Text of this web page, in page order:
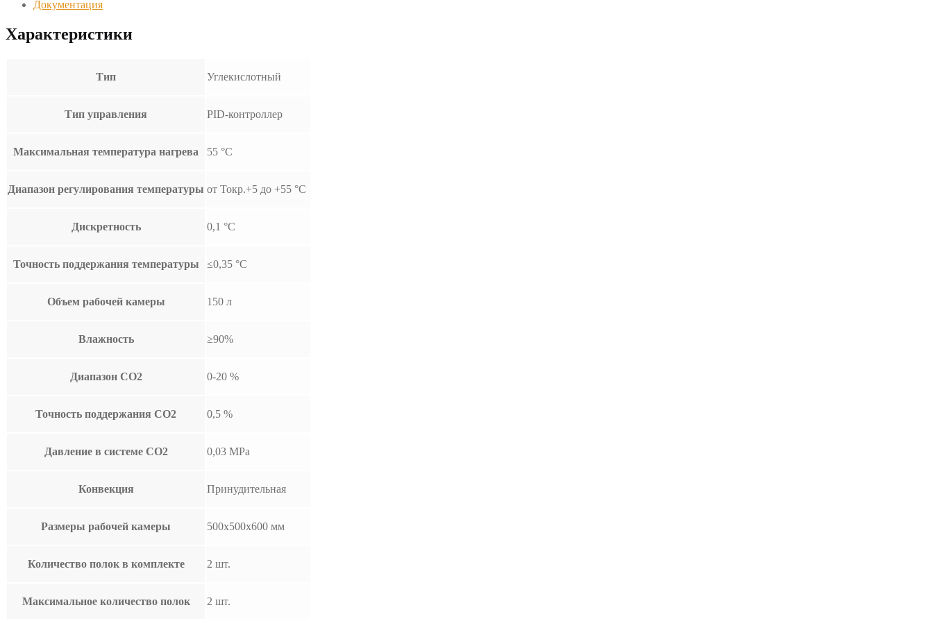
Документация
Характеристики
Тип Углекислотный
Тип управления PID-контроллер
Максимальная температура нагрева 55 °С
Диапазон регулирования температуры от Токр.+5 до +55 °С
Дискретность 0,1 °С
Точность поддержания температуры ≤0,35 °С
Объем рабочей камеры 150 л
Влажность ≥90%
Диапазон СО2 0-20 %
Точность поддержания СО2 0,5 %
Давление в системе СО2 0,03 МРа
Конвекция Принудительная
Размеры рабочей камеры 500х500х600 мм
Количество полок в комплекте 2 шт.
Максимальное количество полок 2 шт.